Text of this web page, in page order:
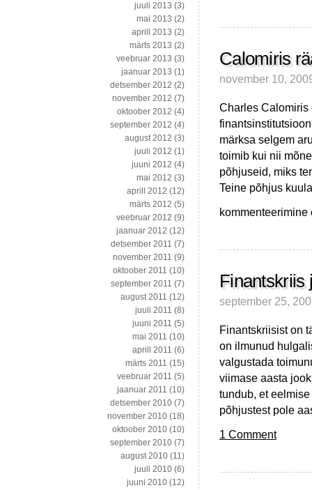
Calomiris
november 10,
Charles Calomiris
märksa selgem
toimib kui nii
põhjuseid, miks
Teine põhjus
Calomiris
Finantskriis
september 25,
Finantskriisist on
on ilmunud
valgustada
viimase aasta
tundub, et
põhjustest pole
1 Comment
juuli 2013 (3)
mai 2013 (2)
aprill 2013 (2)
märts 2013 (2)
veebruar 2013 (3)
jaanuar 2013 (1)
detsember 2012 (2)
november 2012 (7)
oktoober 2012 (4)
september 2012 (4)
august 2012 (3)
juuli 2012 (1)
juuni 2012 (4)
mai 2012 (3)
aprill 2012 (12)
märts 2012 (5)
veebruar 2012 (9)
jaanuar 2012 (12)
detsember 2011 (7)
november 2011 (9)
oktoober 2011 (10)
september 2011 (7)
august 2011 (12)
juuli 2011 (8)
juuni 2011 (5)
mai 2011 (10)
aprill 2011 (6)
märts 2011 (15)
veebruar 2011 (5)
jaanuar 2011 (10)
detsember 2010 (7)
november 2010 (18)
oktoober 2010 (10)
september 2010 (7)
august 2010 (11)
juuli 2010 (6)
juuni 2010 (12)